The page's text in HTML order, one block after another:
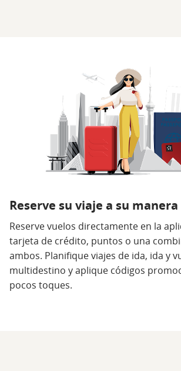
Reserve su viaje a su manera
Reserve vuelos directamente en la
tarjeta de crédito, puntos o una
ambos. Planifique viajes de ida, ida y
multidestino y aplique códigos
pocos toques.